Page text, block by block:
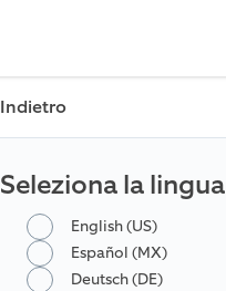
Indietro
Seleziona la lingua
English (US)
Español (MX)
Deutsch (DE)